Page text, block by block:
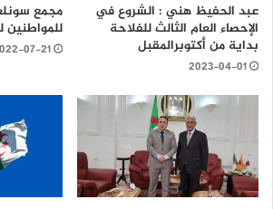
عبد الحفيظ هني : الشروع في
الإحصاء العام الثالث للفلاحة
بداية من أكتوبرالمقبل
2023-04-01
مجمع
07-21